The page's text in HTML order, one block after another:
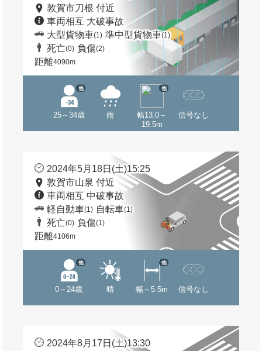
敦賀市刀根 付近
車両相互 大破事故
大型貨物車(1) 準中型貨物車(1)
死亡(0) 負傷(2)
距離4090m
25～34歳
他
雨
幅13.0～
19.5m
他
信号なし
2024年5月18日(土)15:25
敦賀市山泉 付近
車両相互 中破事故
軽自動車(1) 自転車(1)
死亡(0) 負傷(1)
距離4106m
0～24歳
他
晴 幅～5.5m
他
信号なし
2024年8月17日(土)13:30